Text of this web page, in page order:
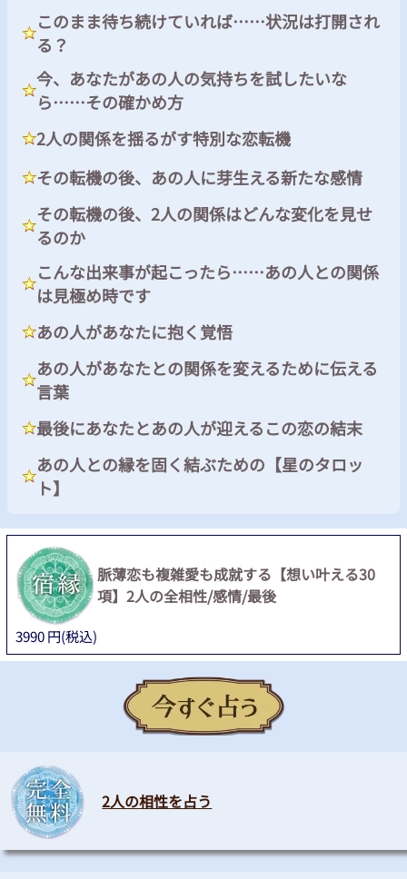
このまま待ち続けていれば……状況は打開され
る？
今、あなたがあの人の気持ちを試したいな
ら……その確かめ方
2人の関係を揺るがす特別な恋転機
その転機の後、あの人に芽生える新たな感情
その転機の後、2人の関係はどんな変化を見せ
るのか
こんな出来事が起こったら……あの人との関係
は見極め時です
あの人があなたに抱く覚悟
あの人があなたとの関係を変えるために伝える
言葉
最後にあなたとあの人が迎えるこの恋の結末
あの人との縁を固く結ぶための【星のタロッ
ト】
脈薄恋も複雑愛も成就する【想い叶える30
項】2人の全相性/感情/最後
3990円(税込)
2人の相性を占う